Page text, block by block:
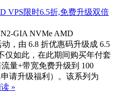
GIA NVMe AMD
，由 6.8 折优惠码升级成 6.5
仅如此，在此期间购买年付套
量+带宽免费升级到 100
请升级福利）。该系列为
»